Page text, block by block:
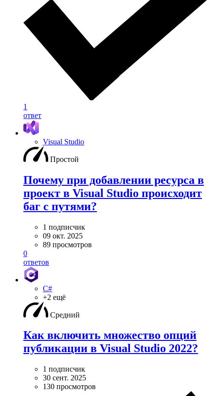
1
ответ
Visual Studio
Простой
Почему при добавлении ресурса в
проект в Visual Studio происходит
баг с путями?
1 подписчик
09 окт. 2025
89 просмотров
0
ответов
C#
+2 ещё
Средний
Как включить множество опций
публикации в Visual Studio 2022?
1 подписчик
30 сент. 2025
130 просмотров